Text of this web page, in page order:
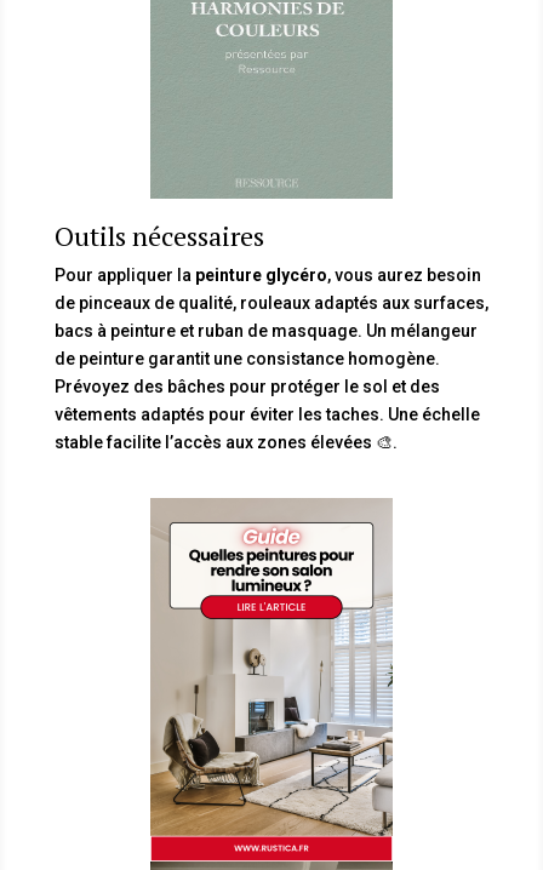
Outils nécessaires
Pour appliquer la peinture glycéro, vous aurez besoin
de pinceaux de qualité, rouleaux adaptés aux surfaces,
bacs à peinture et ruban de masquage. Un mélangeur
de peinture garantit une consistance homogène.
Prévoyez des bâches pour protéger le sol et des
vêtements adaptés pour éviter les taches. Une échelle
stable facilite l’accès aux zones élevées 🎨.